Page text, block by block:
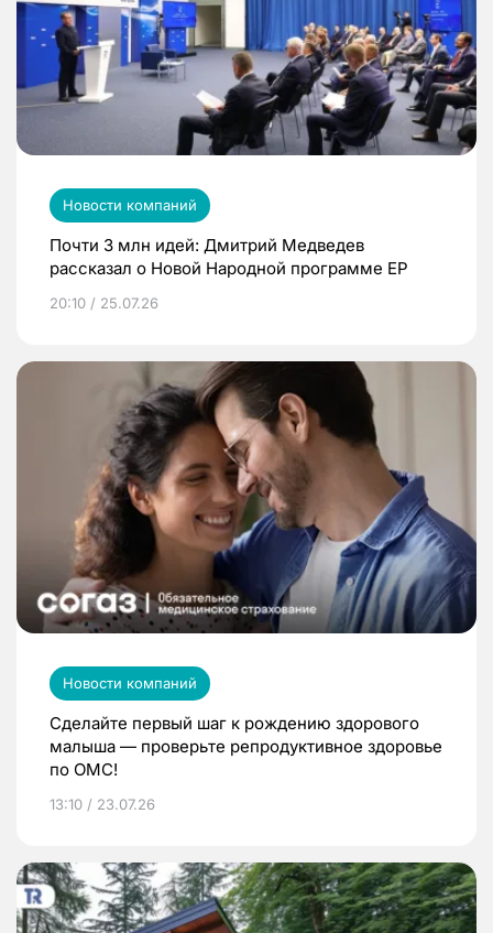
Новости компаний
Почти 3 млн идей: Дмитрий Медведев
рассказал о Новой Народной программе ЕР
20:10 / 25.07.26
Новости компаний
Сделайте первый шаг к рождению здорового
малыша — проверьте репродуктивное здоровье
по ОМС!
13:10 / 23.07.26